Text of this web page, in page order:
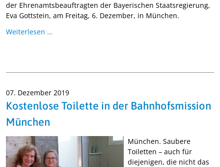
der Ehrenamtsbeauftragten der Bayerischen Staatsregierung,
Eva Gottstein, am Freitag, 6. Dezember, in München.
Weiterlesen …
07. Dezember 2019
Kostenlose Toilette in der Bahnhofsmission
München
München. Saubere
Toiletten – auch für
diejenigen, die nicht das